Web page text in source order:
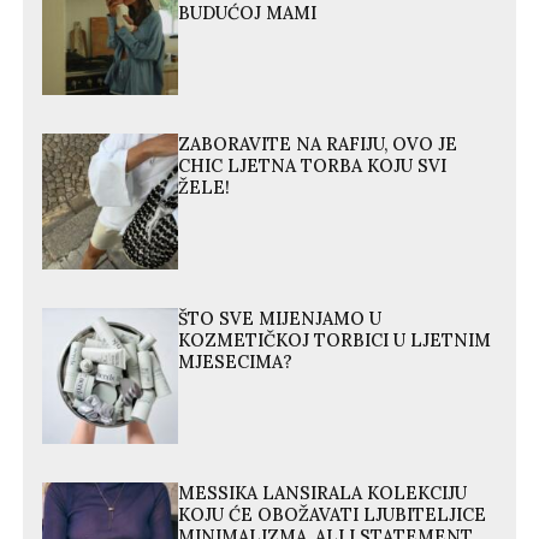
BUDUĆOJ MAMI
ZABORAVITE NA RAFIJU, OVO JE
CHIC LJETNA TORBA KOJU SVI
ŽELE!
ŠTO SVE MIJENJAMO U
KOZMETIČKOJ TORBICI U LJETNIM
MJESECIMA?
MESSIKA LANSIRALA KOLEKCIJU
KOJU ĆE OBOŽAVATI LJUBITELJICE